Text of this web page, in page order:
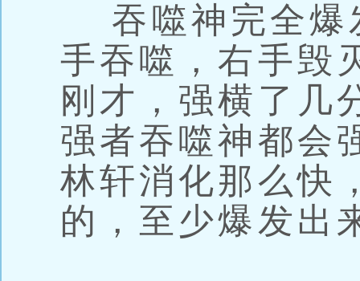
吞噬神完全爆
手吞噬，右手毁
刚才，强横了几
强者吞噬神都会
林轩消化那么快
的，至少爆发出